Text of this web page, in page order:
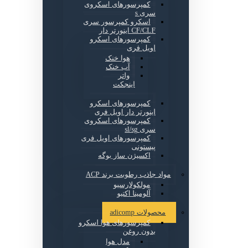
کمپرسورهای اسکروی
سری s
اسکرو کمپرسور سری
CF/CLF اینورتر دار
کمپرسورهای اسکرو
اویل فری
هوا خنک
آب خنک
واتر
اینجکت
کمپرسورهای اسکرو
اینورتر دار اویل فری
کمپرسورهای اسکروی
سری sl/sg
کمپرسورهای اویل فری
پیستونی
اکسیژن ساز بوگه
مواد جاذب رطوبت برند ACP
مولکولارسیو
آلومینا اکتیو
محصولات adicomp
کمپرسورهای هوا اسکرو
بدون روغن
مدل هوا